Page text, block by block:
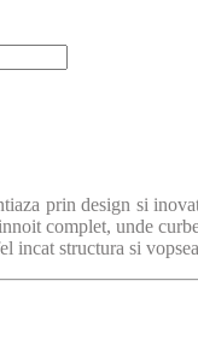
prin design si
complet, unde
incat structura si